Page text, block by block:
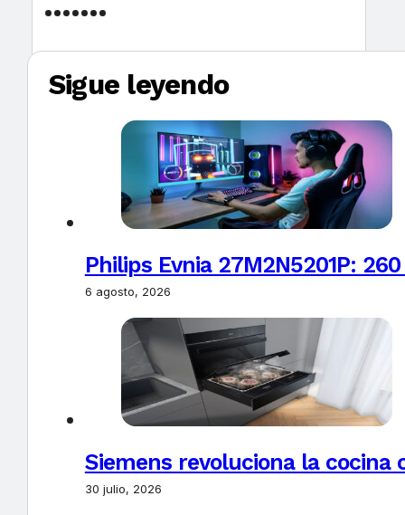
Sigue leyendo
Philips Evnia 27M2N5201P:
6 agosto, 2026
Siemens revoluciona la
30 julio, 2026